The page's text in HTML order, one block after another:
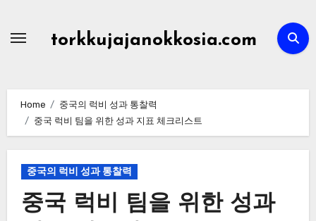
torkkujajanokkosia.com
Home
중국의 럭비 성과 통찰력
중국 럭비 팀을 위한 성과 지표 체크리스트
중국의 럭비 성과 통찰력
중국 럭비 팀을 위한 성과